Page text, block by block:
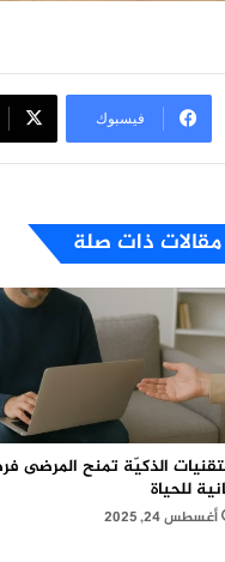
فيسبوك
مقالات ذات صلة
الذكيّة تمنح المرضى
للحياة
أغسطس 24, 2025